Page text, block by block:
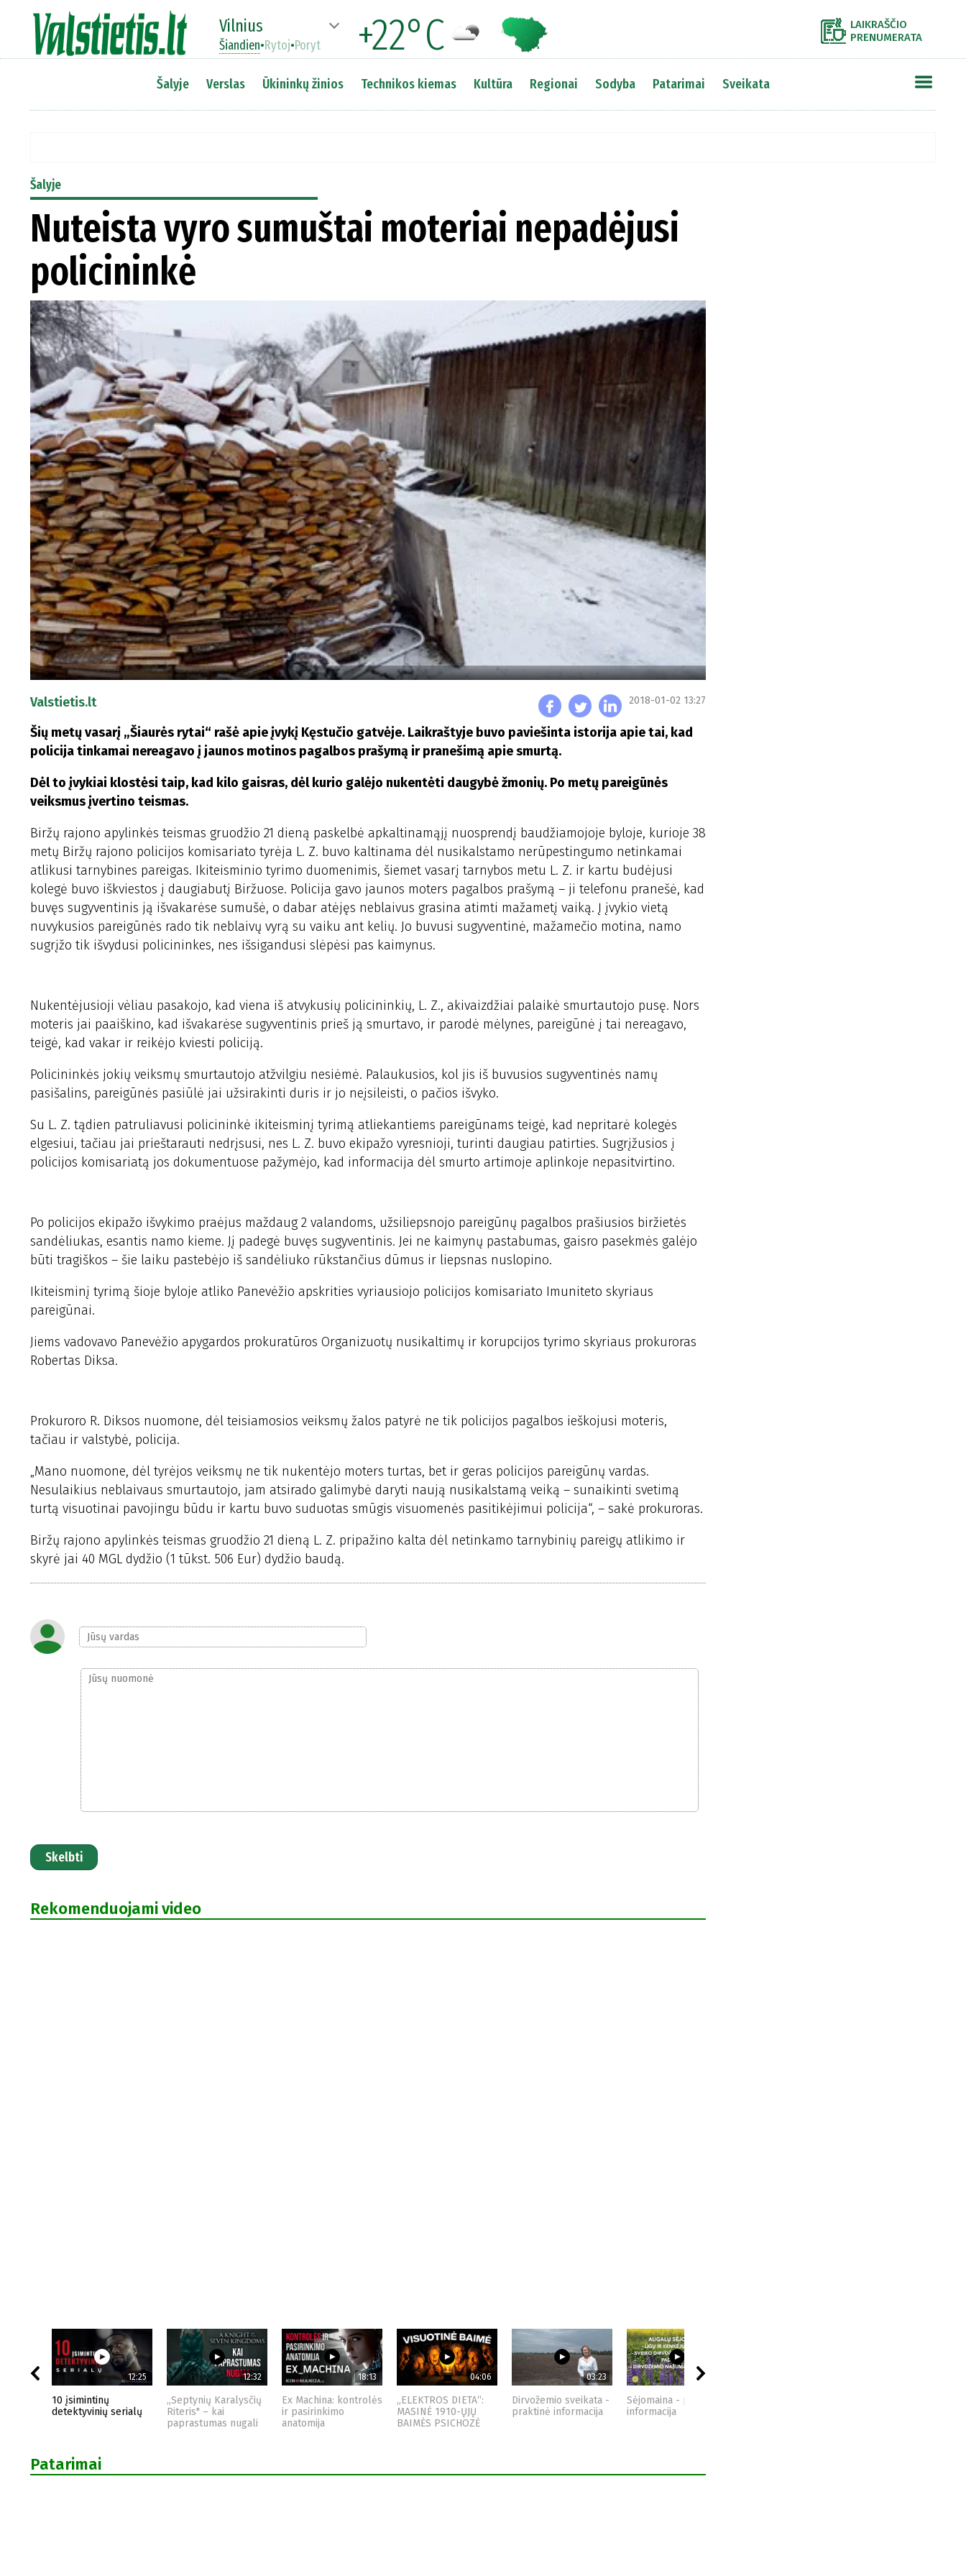
Vilnius +22°C
Šiandien•Rytoj•Poryt
LAIKRAŠČIO
PRENUMERATA
Šalyje Verslas Ūkininkų žinios Technikos kiemas Kultūra Regionai Sodyba Patarimai Sveikata
Šalyje
Nuteista vyro sumuštai moteriai nepadėjusi
policininkė
Valstietis.lt 2018-01-02 13:27
Šių metų vasarį „Šiaurės rytai“ rašė apie įvykį Kęstučio gatvėje. Laikraštyje buvo paviešinta istorija apie tai, kad
policija tinkamai nereagavo į jaunos motinos pagalbos prašymą ir pranešimą apie smurtą.
Dėl to įvykiai klostėsi taip, kad kilo gaisras, dėl kurio galėjo nukentėti daugybė žmonių. Po metų pareigūnės
veiksmus įvertino teismas.
Biržų rajono apylinkės teismas gruodžio 21 dieną paskelbė apkaltinamąjį nuosprendį baudžiamojoje byloje, kurioje 38
metų Biržų rajono policijos komisariato tyrėja L. Z. buvo kaltinama dėl nusikalstamo nerūpestingumo netinkamai
atlikusi tarnybines pareigas. Ikiteisminio tyrimo duomenimis, šiemet vasarį tarnybos metu L. Z. ir kartu budėjusi
kolegė buvo iškviestos į daugiabutį Biržuose. Policija gavo jaunos moters pagalbos prašymą – ji telefonu pranešė, kad
buvęs sugyventinis ją išvakarėse sumušė, o dabar atėjęs neblaivus grasina atimti mažametį vaiką. Į įvykio vietą
nuvykusios pareigūnės rado tik neblaivų vyrą su vaiku ant kelių. Jo buvusi sugyventinė, mažamečio motina, namo
sugrįžo tik išvydusi policininkes, nes išsigandusi slėpėsi pas kaimynus.
Nukentėjusioji vėliau pasakojo, kad viena iš atvykusių policininkių, L. Z., akivaizdžiai palaikė smurtautojo pusę. Nors
moteris jai paaiškino, kad išvakarėse sugyventinis prieš ją smurtavo, ir parodė mėlynes, pareigūnė į tai nereagavo,
teigė, kad vakar ir reikėjo kviesti policiją.
Policininkės jokių veiksmų smurtautojo atžvilgiu nesiėmė. Palaukusios, kol jis iš buvusios sugyventinės namų
pasišalins, pareigūnės pasiūlė jai užsirakinti duris ir jo neįsileisti, o pačios išvyko.
Su L. Z. tądien patruliavusi policininkė ikiteisminį tyrimą atliekantiems pareigūnams teigė, kad nepritarė kolegės
elgesiui, tačiau jai prieštarauti nedrįsusi, nes L. Z. buvo ekipažo vyresnioji, turinti daugiau patirties. Sugrįžusios į
policijos komisariatą jos dokumentuose pažymėjo, kad informacija dėl smurto artimoje aplinkoje nepasitvirtino.
Po policijos ekipažo išvykimo praėjus maždaug 2 valandoms, užsiliepsnojo pareigūnų pagalbos prašiusios biržietės
sandėliukas, esantis namo kieme. Jį padegė buvęs sugyventinis. Jei ne kaimynų pastabumas, gaisro pasekmės galėjo
būti tragiškos – šie laiku pastebėjo iš sandėliuko rūkstančius dūmus ir liepsnas nuslopino.
Ikiteisminį tyrimą šioje byloje atliko Panevėžio apskrities vyriausiojo policijos komisariato Imuniteto skyriaus
pareigūnai.
Jiems vadovavo Panevėžio apygardos prokuratūros Organizuotų nusikaltimų ir korupcijos tyrimo skyriaus prokuroras
Robertas Diksa.
Prokuroro R. Diksos nuomone, dėl teisiamosios veiksmų žalos patyrė ne tik policijos pagalbos ieškojusi moteris,
tačiau ir valstybė, policija.
„Mano nuomone, dėl tyrėjos veiksmų ne tik nukentėjo moters turtas, bet ir geras policijos pareigūnų vardas.
Nesulaikius neblaivaus smurtautojo, jam atsirado galimybė daryti naują nusikalstamą veiką – sunaikinti svetimą
turtą visuotinai pavojingu būdu ir kartu buvo suduotas smūgis visuomenės pasitikėjimui policija“, – sakė prokuroras.
Biržų rajono apylinkės teismas gruodžio 21 dieną L. Z. pripažino kalta dėl netinkamo tarnybinių pareigų atlikimo ir
skyrė jai 40 MGL dydžio (1 tūkst. 506 Eur) dydžio baudą.
Skelbti
Rekomenduojami video
12:25
10 įsimintinų
detektyvinių serialų
12:32
„Septynių Karalysčių
Riteris" – kai
paprastumas nugali
18:13
Ex Machina: kontrolės
ir pasirinkimo
anatomija
04:06
„ELEKTROS DIETA“:
MASINĖ 1910-ŲJŲ
BAIMĖS PSICHOZĖ
03:23
Dirvožemio sveikata -
praktinė informacija
09:44
Sėjomaina - praktinė
informacija
Patarimai